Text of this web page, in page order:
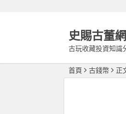
史賜古董網
古玩收藏投資知識
首頁 古錢幣 正